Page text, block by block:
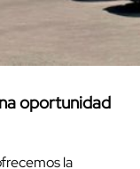
oportunidad
la